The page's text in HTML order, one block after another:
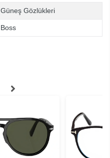
Güneş Gözlükleri
Boss